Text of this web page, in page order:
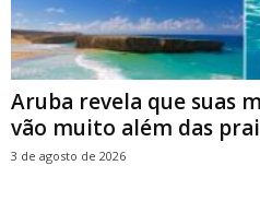
Aruba revela que suas
vão muito além das
3 de agosto de 2026